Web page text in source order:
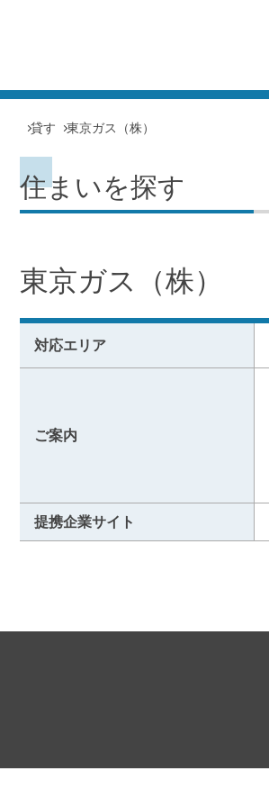
貸す 東京ガス（株）
住まいを探す
東京ガス（株）
対応エリア
ご案内
提携企業サイト